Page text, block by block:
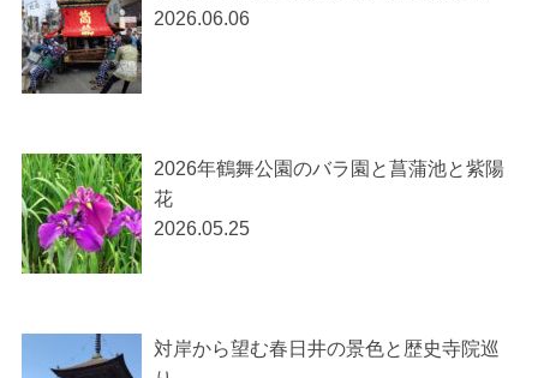
2026.06.06
2026年鶴舞公園のバラ園と菖蒲池と紫陽
花
2026.05.25
対岸から望む春日井の景色と歴史寺院巡